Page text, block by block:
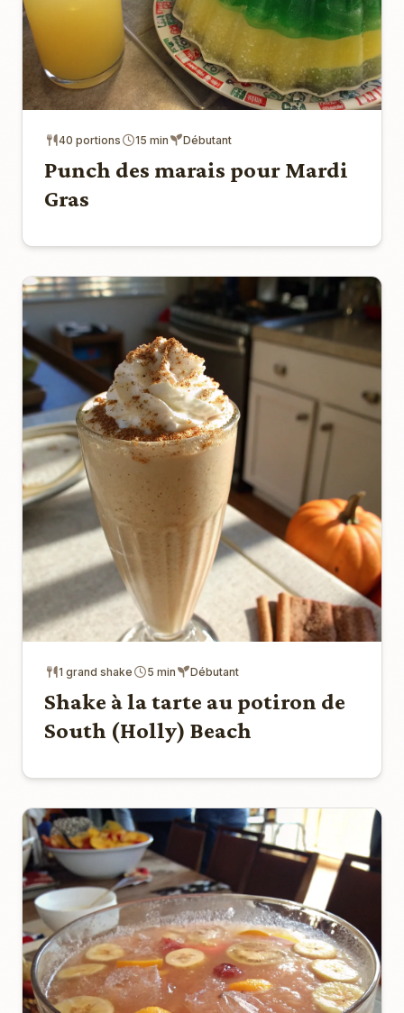
40 portions 15 min Débutant
Punch des marais pour Mardi
Gras
1 grand shake 5 min Débutant
Shake à la tarte au potiron de
South (Holly) Beach